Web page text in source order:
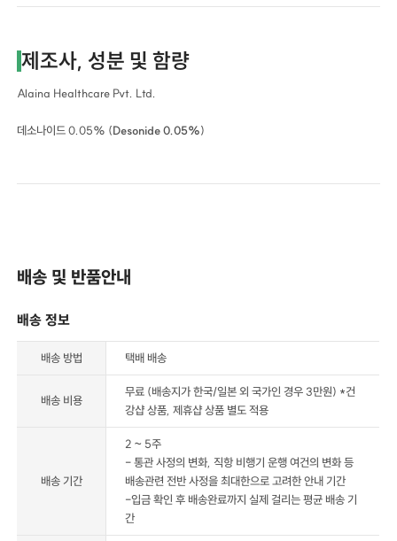
제조사, 성분 및 함량
Alaina Healthcare Pvt. Ltd.
데소나이드 0.05% (Desonide 0.05%)
배송 및 반품안내
배송 정보
배송 방법 택배 배송
배송 비용
무료 (배송지가 한국/일본 외 국가인 경우 3만원) *건
강샵 상품, 제휴샵 상품 별도 적용
배송 기간
2 ~ 5주
- 통관 사정의 변화, 직항 비행기 운행 여건의 변화 등
배송관련 전반 사정을 최대한으로 고려한 안내 기간
-입금 확인 후 배송완료까지 실제 걸리는 평균 배송 기
간